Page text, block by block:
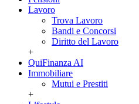
Lavoro
Trova Lavoro
Bandi e Concorsi
Diritto del Lavoro
+
QuiFinanza AI
Immobiliare
Mutui e Prestiti
+